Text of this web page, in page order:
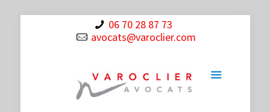
06 70 28 87 73
avocats@varoclier.com